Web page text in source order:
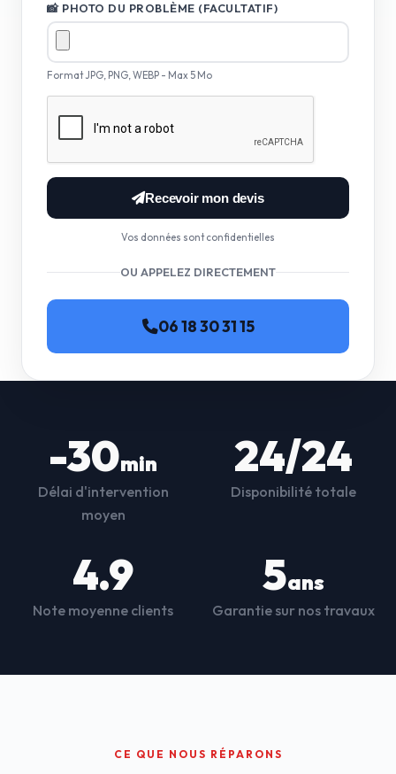
📸 PHOTO DU PROBLÈME (FACULTATIF)
Format JPG, PNG, WEBP - Max 5 Mo
Recevoir mon devis
Vos données sont confidentielles
OU APPELEZ DIRECTEMENT
06 18 30 31 15
-30min
Délai d'intervention
moyen
24/24
Disponibilité totale
4.9
Note moyenne clients
5ans
Garantie sur nos travaux
CE QUE NOUS RÉPARONS